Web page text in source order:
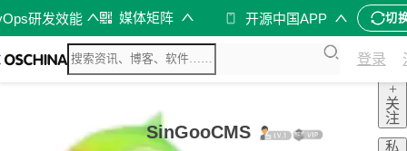
研发效能 媒体矩阵 开源中国APP 切
登录
SinGooCMS
+
关
注
私